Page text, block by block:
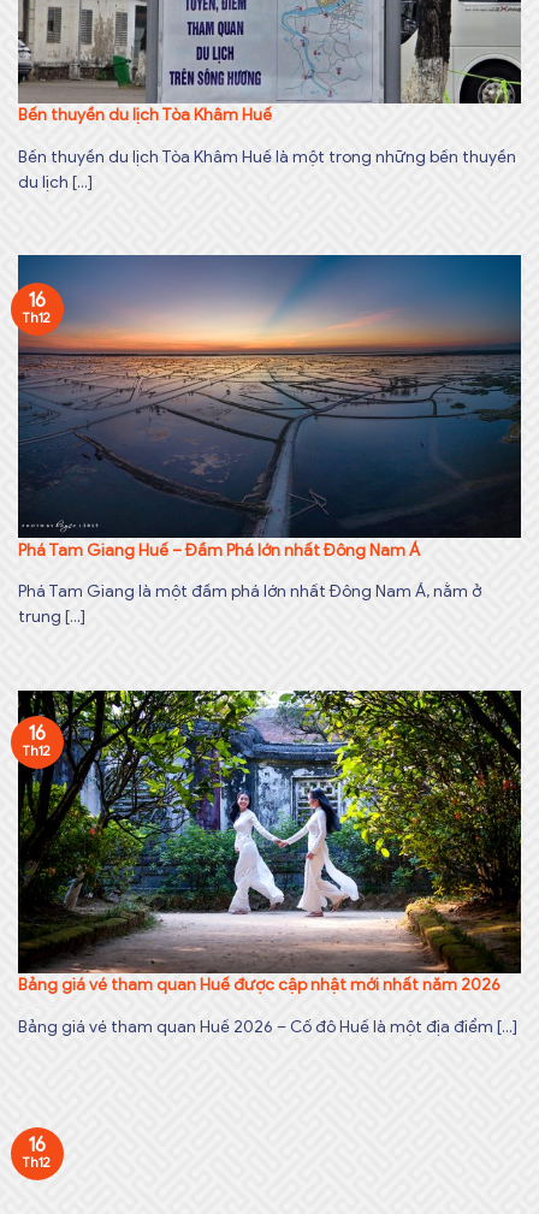
Bến thuyền du lịch Tòa Khâm Huế
Bến thuyền du lịch Tòa Khâm Huế là một trong những bến thuyền
du lịch [...]
Phá Tam Giang Huế – Đầm Phá lớn nhất Đông Nam Á
Phá Tam Giang là một đầm phá lớn nhất Đông Nam Á, nằm ở
trung [...]
16
Th12
Bảng giá vé tham quan Huế được cập nhật mới nhất năm 2026
Bảng giá vé tham quan Huế 2026 – Cố đô Huế là một địa điểm [...]
16
Th12
16
Th12